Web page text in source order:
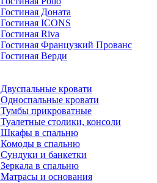
Гостиная Доната
Гостиная ICONS
Гостиная Riva
Гостиная Французкий Прованс
Гостиная Верди
Двуспальные кровати
Односпальные кровати
Тумбы прикроватные
Туалетные столики, консоли
Шкафы в спальню
Комоды в спальню
Сундуки и банкетки
Зеркала в спальню
Матрасы и основания